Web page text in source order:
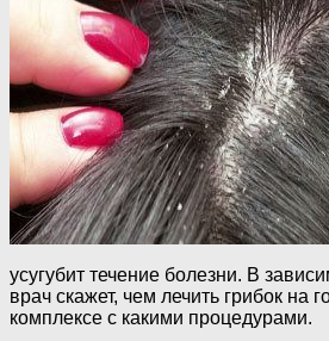
усугубит течение болезни. В
врач скажет, чем лечить грибок на
комплексе с какими процедурами.